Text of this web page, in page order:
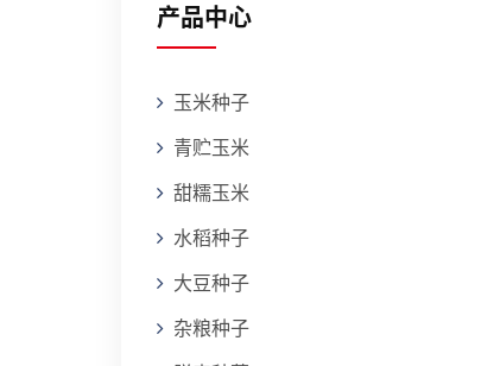
产品中心
玉米种子
青贮玉米
甜糯玉米
水稻种子
大豆种子
杂粮种子